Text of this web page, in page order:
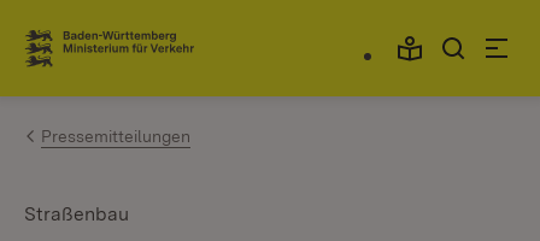
Zum Inhalt springen
Link zur Startseite
Pressemitteilungen
Straßenbau